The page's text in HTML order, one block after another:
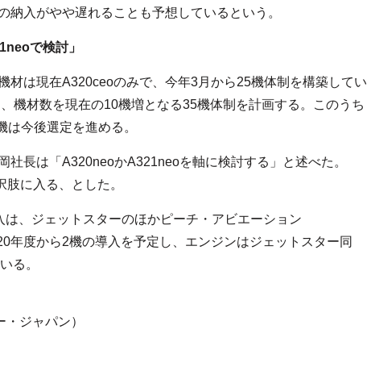
納入がやや遅れることも予想しているという。
で検討」
材は現在A320ceoのみで、今年3月から25機体制を構築してい
機材数を現在の10機増となる35機体制を計画する。このうち
今後選定を進める。
長は「A320neoかA321neoを軸に検討する」と述べた。
に入る、とした。
、ジェットスターのほかピーチ・アビエーション
年度から2機の導入を予定し、エンジンはジェットスター同
る。
・ジャパン）